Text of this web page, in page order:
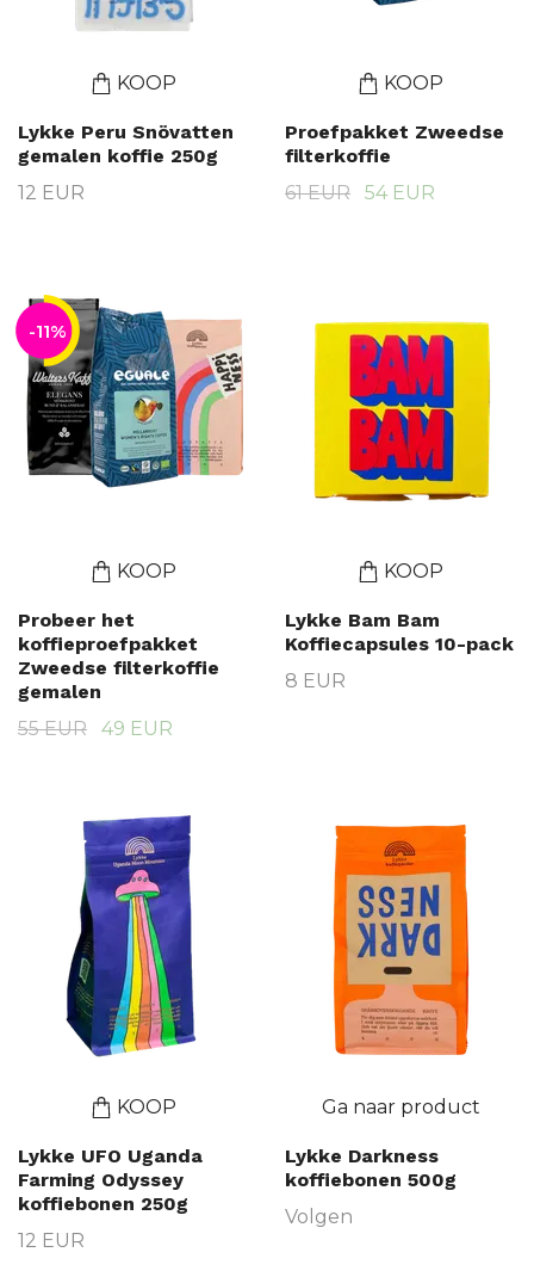
KOOP
Lykke Peru Snövatten
gemalen koffie 250g
12 EUR
KOOP
Proefpakket Zweedse
filterkoffie
61 EUR
54 EUR
-11%
KOOP
Probeer het
koffieproefpakket
Zweedse filterkoffie
gemalen
55 EUR
49 EUR
KOOP
Lykke Bam Bam
Koffiecapsules 10-pack
8 EUR
KOOP
Lykke UFO Uganda
Farming Odyssey
koffiebonen 250g
12 EUR
Ga naar product
Lykke Darkness
koffiebonen 500g
Volgen